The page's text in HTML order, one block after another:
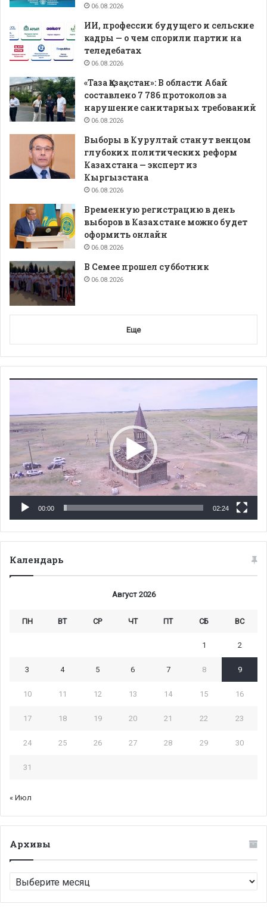
06.08.2026
ИИ, профессии будущего и сельские
кадры — о чем спорили партии на
теледебатах
06.08.2026
«Таза Қазақстан»: В области Абай
составлено 7 786 протоколов за
нарушение санитарных требований
06.08.2026
Выборы в Курултай станут венцом
глубоких политических реформ
Казахстана — эксперт из
Кыргызстана
06.08.2026
Временную регистрацию в день
выборов в Казахстане можно будет
оформить онлайн
06.08.2026
В Семее прошел субботник
06.08.2026
Еще
00:00 02:24
Календарь
Август 2026
ПН ВТ СР ЧТ ПТ СБ ВС
1 2
3 4 5 6 7 8 9
10 11 12 13 14 15 16
17 18 19 20 21 22 23
24 25 26 27 28 29 30
31
« Июл
Архивы
Архивы